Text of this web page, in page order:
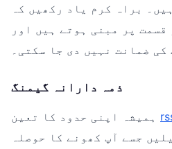
براہ کرم یاد رکھیں کہ
قسمت پر مبنی ہوتے ہیں اور
ضمانت نہیں دی جا سکتی۔
ذمہ دارانہ گیمنگ
جسے آپ کھونے کا حوصلہ